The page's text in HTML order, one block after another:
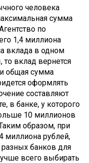
человека
сумма
по
1,4 миллиона
вклада в одном
вклад вернется
общая сумма
оформлять
составляют
в банке, у которого
10 миллионов
образом, при
миллиона рублей,
банков для
всего выбирать